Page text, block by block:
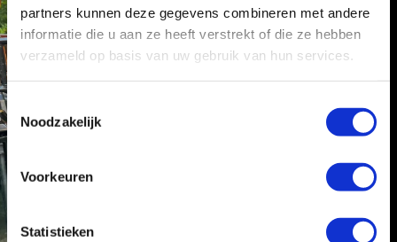
partners kunnen deze gegevens combineren met andere
informatie die u aan ze heeft verstrekt of die ze hebben
verzameld op basis van uw gebruik van hun services.
T
o
m
Noodzakelijk
Voorkeuren
Statistieken